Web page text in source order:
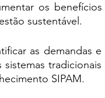
os
sustentável.
as demandas e
tradicionais
SIPAM.